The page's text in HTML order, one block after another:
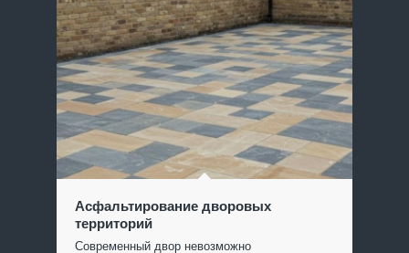
Асфальтирование дворовых
территорий
Современный двор невозможно